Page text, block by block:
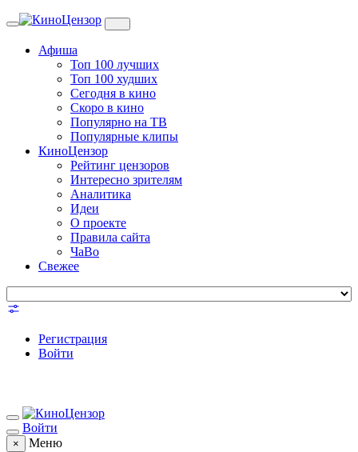
Toggle
Афиша
Топ 100 лучших
Топ 100 худших
Сегодня в кино
Скоро в кино
Популярно на ТВ
Популярные клипы
КиноЦензор
Рейтинг цензоров
Интересно зрителям
Аналитика
Идеи
О проекте
Правила сайта
ЧаВо
Свежее
Регистрация
Войти
Войти
× Меню